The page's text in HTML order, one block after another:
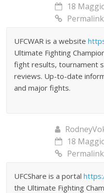
18
Permalink
UFCWAR is a website
Ultimate Fighting
fight results, tournament
reviews. Up-to-date
and major fights.
18
Permalink
UFCShare is a portal
the Ultimate Fighting